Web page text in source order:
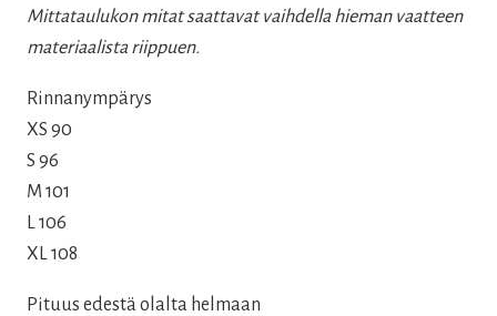
Mittataulukon mitat saattavat vaihdella hieman vaatteen
materiaalista riippuen.
Rinnanympärys
XS 90
S 96
M 101
L 106
XL 108
Pituus edestä olalta helmaan